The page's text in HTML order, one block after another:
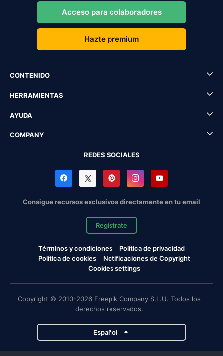
Acceso para colaboradores
Hazte premium
CONTENIDO
HERRAMIENTAS
AYUDA
COMPANY
REDES SOCIALES
Consigue recursos exclusivos directamente en tu email
Regístrate
Términos y condiciones
Política de privacidad
Política de cookies
Notificaciones de Copyright
Cookies settings
Copyright © 2010-2026 Freepik Company S.L.U. Todos los
derechos reservados.
Español